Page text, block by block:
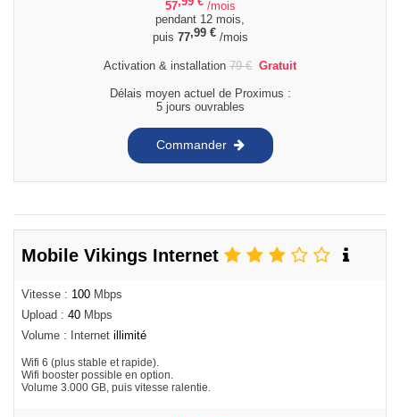
57
/mois
pendant 12 mois,
puis 77,99 €/mois
Activation & installation 79€ Gratuit
Délais moyen actuel de Proximus :
5 jours ouvrables
Commander
Mobile Vikings Internet
Vitesse : 100 Mbps
Upload : 40 Mbps
Volume : Internet illimité
Wifi 6 (plus stable et rapide).
Wifi booster possible en option.
Volume 3.000 GB, puis vitesse ralentie.